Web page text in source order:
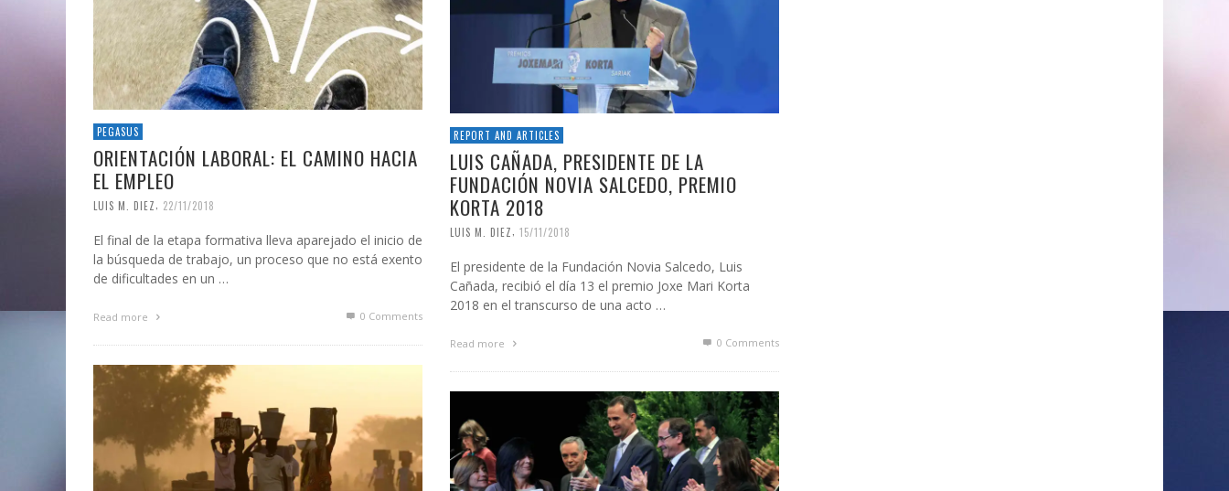
PEGASUS
ORIENTACIÓN LABORAL: EL CAMINO HACIA
EL EMPLEO
LUIS M. DIEZ 22/11/2018
El final de la etapa formativa lleva aparejado el inicio de
la búsqueda de trabajo, un proceso que no está exento
de dificultades en un …
Read more 0 Comments
REPORT AND ARTICLES
LUIS CAÑADA, PRESIDENTE DE LA
FUNDACIÓN NOVIA SALCEDO, PREMIO
KORTA 2018
LUIS M. DIEZ 15/11/2018
El presidente de la Fundación Novia Salcedo, Luis
Cañada, recibió el día 13 el premio Joxe Mari Korta
2018 en el transcurso de una acto …
Read more 0 Comments